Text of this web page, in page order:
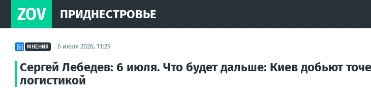
ZOV ПРИДНЕСТРОВЬЕ
МНЕНИЯ 6 июля 2026, 11:29
Сергей Лебедев: 6 июля. Что будет дальше: Киев добьют
логистикой